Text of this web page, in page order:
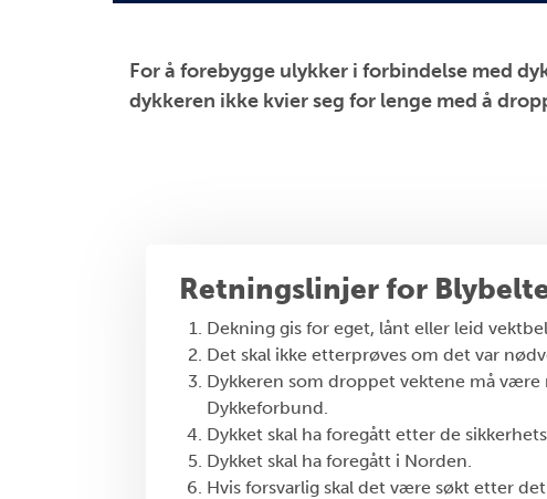
For å forebygge ulykker i forbindelse med
dykkeren ikke kvier seg for lenge med å
Retningslinjer for
Dekning gis for eget, lånt eller leid
Det skal ikke etterprøves om det var
Dykkeren som droppet vektene må
Dykkeforbund.
Dykket skal ha foregått etter de
Dykket skal ha foregått i Norden.
Hvis forsvarlig skal det være søkt etter